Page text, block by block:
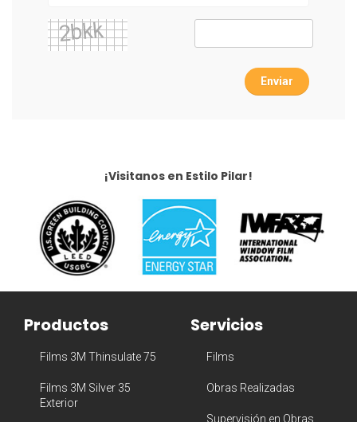
Enviar
¡Visitanos en Estilo Pilar!
Productos
Films 3M Thinsulate 75
Films 3M Silver 35
Exterior
Servicios
Films
Obras Realizadas
Supervisión en Obras